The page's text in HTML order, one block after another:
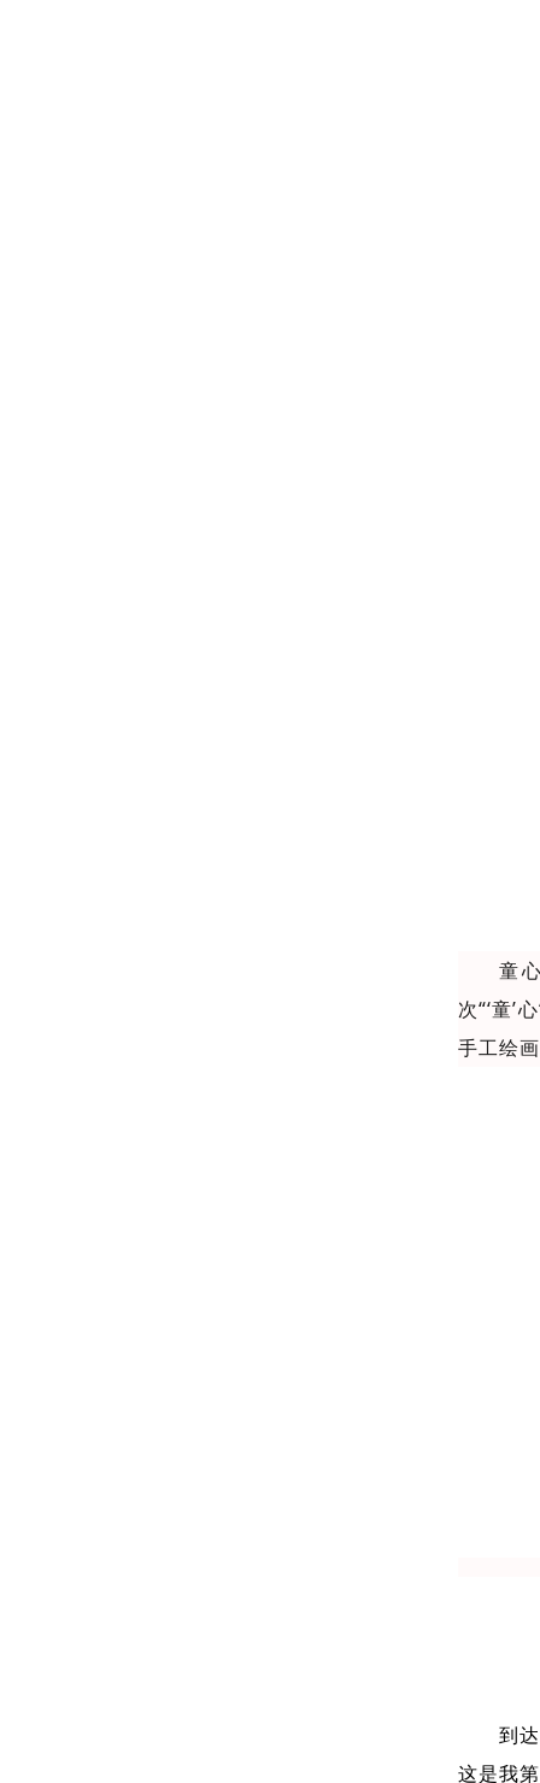
童
次“‘童’
手工绘
到
这是我